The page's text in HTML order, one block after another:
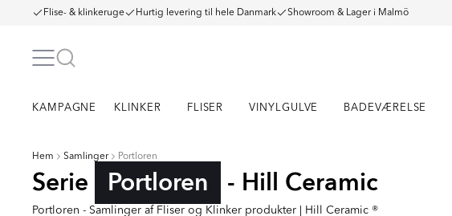
Flise- & klinkeruge Hurtig levering til hele Danmark Showroom & Lager i Malmö
KAMPAGNE KLINKER FLISER VINYLGULVE BADEVÆRELSE
Hem Samlinger Portloren
Serie Portloren - Hill Ceramic
Portloren - Samlinger af Fliser og Klinker produkter | Hill Ceramic ®